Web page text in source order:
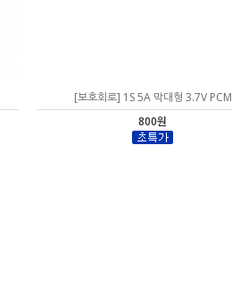
[보호회로] 1S 5A 막대형 3.7V PCM
800원